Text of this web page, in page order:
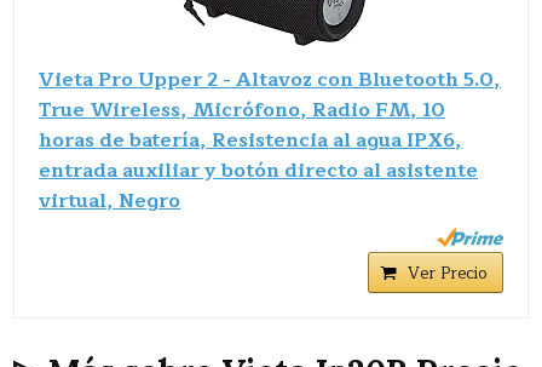
Vieta Pro Upper 2 - Altavoz con Bluetooth 5.0,
True Wireless, Micrófono, Radio FM, 10
horas de batería, Resistencia al agua IPX6,
entrada auxiliar y botón directo al asistente
virtual, Negro
Ver Precio